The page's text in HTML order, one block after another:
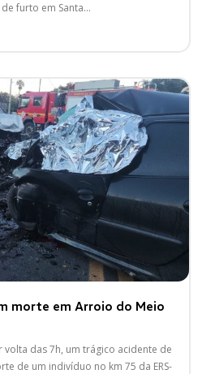
furto em Santa...
morte em Arroio do Meio
das 7h, um trágico acidente de
de um indivíduo no km 75 da ERS-